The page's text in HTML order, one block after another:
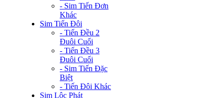
- Sim Tiến Đơn
Khác
Sim Tiến Đôi
- Tiến Đều 2
Đuôi Cuối
- Tiến Đều 3
Đuôi Cuối
- Sim Tiến Đặc
Biệt
- Tiến Đôi Khác
Sim Lộc Phát